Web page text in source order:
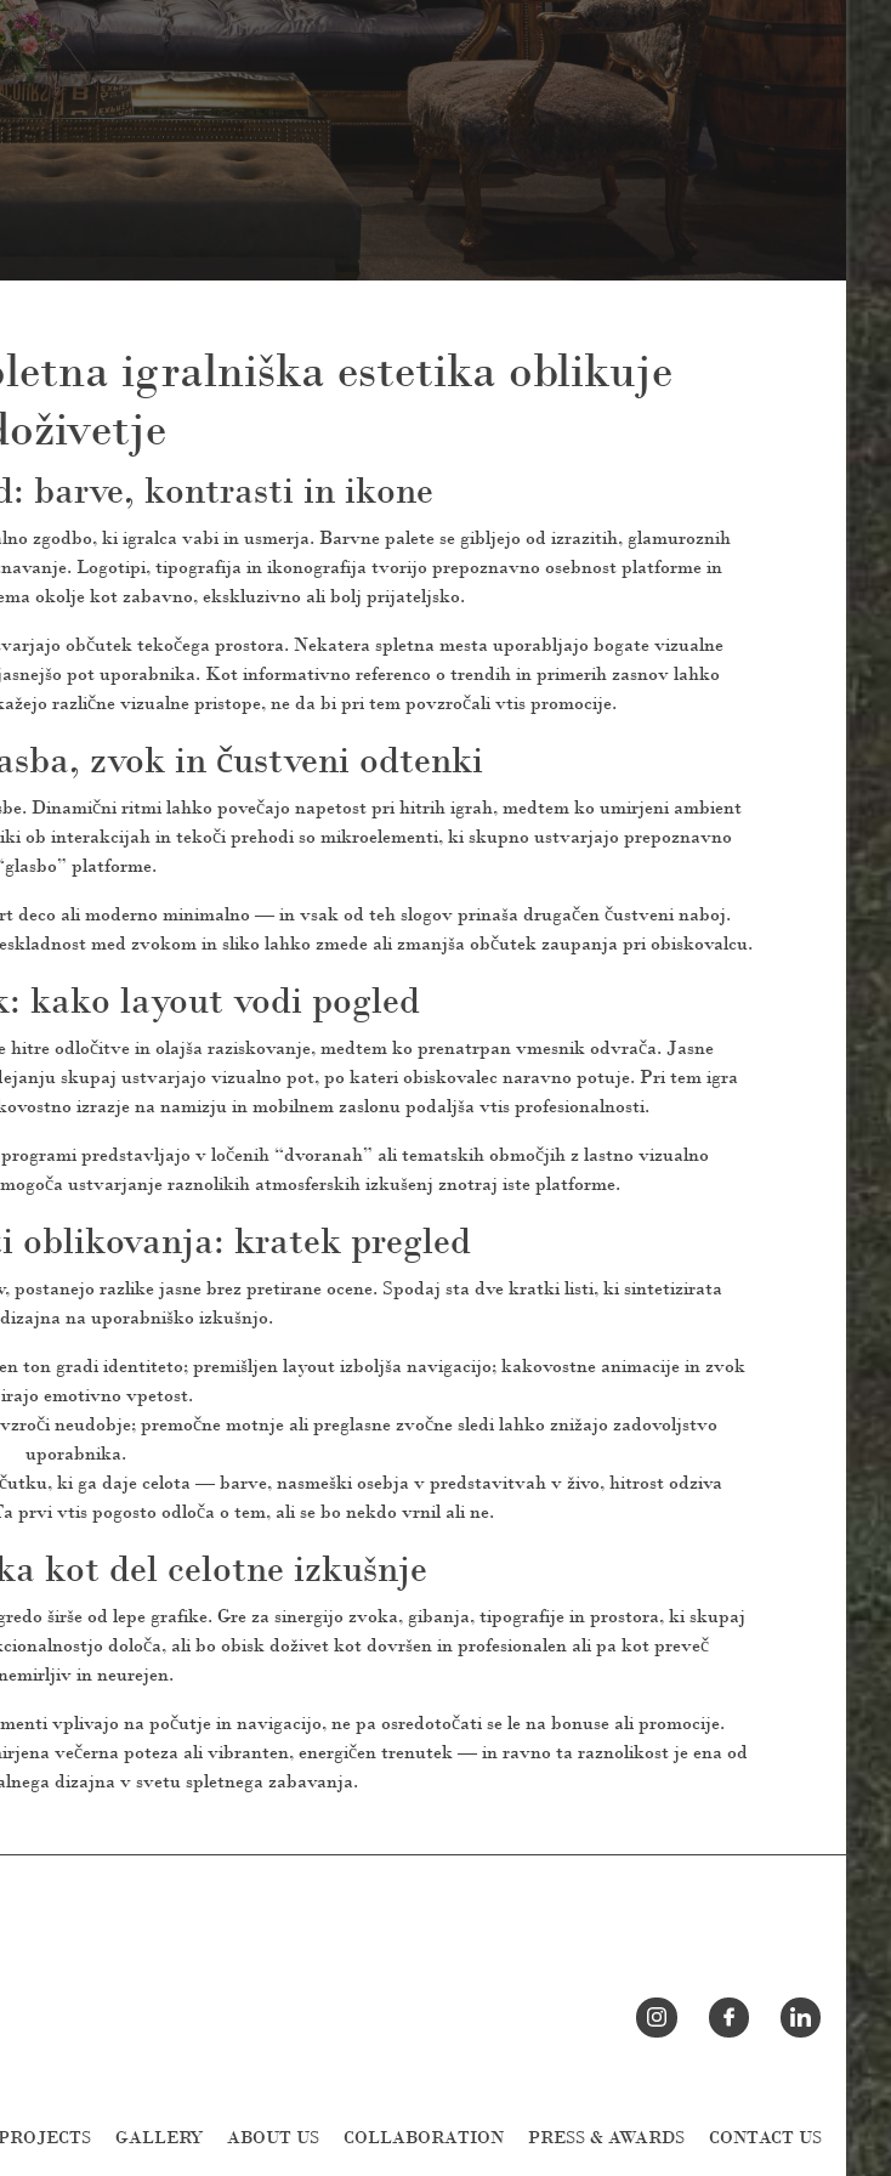
igralniška estetika oblikuje
barve, kontrasti in ikone
zgodbo, ki igralca vabi in usmerja. Barvne palete se gibljejo od izrazitih, glamuroznih
Logotipi, tipografija in ikonografija tvorijo prepoznavno osebnost platforme in
okolje kot zabavno, ekskluzivno ali bolj prijateljsko.
občutek tekočega prostora. Nekatera spletna mesta uporabljajo bogate vizualne
pot uporabnika. Kot informativno referenco o trendih in primerih zasnov lahko
različne vizualne pristope, ne da bi pri tem povzročali vtis promocije.
zvok in čustveni odtenki
Dinamični ritmi lahko povečajo napetost pri hitrih igrah, medtem ko umirjeni ambient
ob interakcijah in tekoči prehodi so mikroelementi, ki skupno ustvarjajo prepoznavno
platforme.
ali moderno minimalno — in vsak od teh slogov prinaša drugačen čustveni naboj.
med zvokom in sliko lahko zmede ali zmanjša občutek zaupanja pri obiskovalcu.
kako layout vodi pogled
odločitve in olajša raziskovanje, medtem ko prenatrpan vmesnik odvrača. Jasne
skupaj ustvarjajo vizualno pot, po kateri obiskovalec naravno potuje. Pri tem igra
izrazje na namizju in mobilnem zaslonu podaljša vtis profesionalnosti.
predstavljajo v ločenih “dvoranah” ali tematskih območjih z lastno vizualno
ustvarjanje raznolikih atmosferskih izkušenj znotraj iste platforme.
oblikovanja: kratek pregled
postanejo razlike jasne brez pretirane ocene. Spodaj sta dve kratki listi, ki sintetizirata
na uporabniško izkušnjo.
ton gradi identiteto; premišljen layout izboljša navigacijo; kakovostne animacije in zvok
emotivno vpetost.
neudobje; premočne motnje ali preglasne zvočne sledi lahko znižajo zadovoljstvo
uporabnika.
ki ga daje celota — barve, nasmeški osebja v predstavitvah v živo, hitrost odziva
prvi vtis pogosto odloča o tem, ali se bo nekdo vrnil ali ne.
kot del celotne izkušnje
širše od lepe grafike. Gre za sinergijo zvoka, gibanja, tipografije in prostora, ki skupaj
določa, ali bo obisk doživet kot dovršen in profesionalen ali pa kot preveč
in neurejen.
vplivajo na počutje in navigacijo, ne pa osredotočati se le na bonuse ali promocije.
večerna poteza ali vibranten, energičen trenutek — in ravno ta raznolikost je ena od
dizajna v svetu spletnega zabavanja.
GALLERY ABOUT US COLLABORATION PRESS & AWARDS CONTACT US